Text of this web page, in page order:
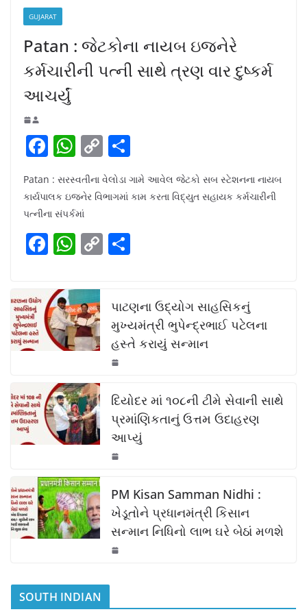
GUJARAT
Patan : જેટકોના નાયબ ઇજનેરે
કર્મચારીની પત્ની સાથે ત્રણ વાર દુષ્કર્મ
આચર્યું
F
c
e
b
o
k
W
h
at
s
A
p
C
o
p
Li
n
h
ar
Patan : સરસ્વતીના વેલોડા ગામે આવેલ જેટકો સબ સ્ટેશનના નાયબ
કાર્યપાલક ઇજનેર વિભાગમાં કામ કરતા વિદ્યુત સહાયક કર્મચારીની
પત્નીના સંપર્કમાં
F
c
e
b
o
o
k
W
at
s
A
p
p
C
y
Li
n
k
e
પાટણના ઉદ્યોગ સાહસિકનું
મુખ્યમંત્રી ભુપેન્દ્રભાઈ પટેલના
હસ્તે કરાયું સન્માન
દિયોદર માં ૧૦૮ની ટીમે સેવાની સાથે
પ્રમાંણિકતાનું ઉત્તમ ઉદાહરણ
આપ્યું
PM Kisan Samman Nidhi :
ખેડૂતોને પ્રધાનમંત્રી કિસાન
સન્માન નિધિનો લાભ ઘરે બેઠાં મળશે
SOUTH INDIAN